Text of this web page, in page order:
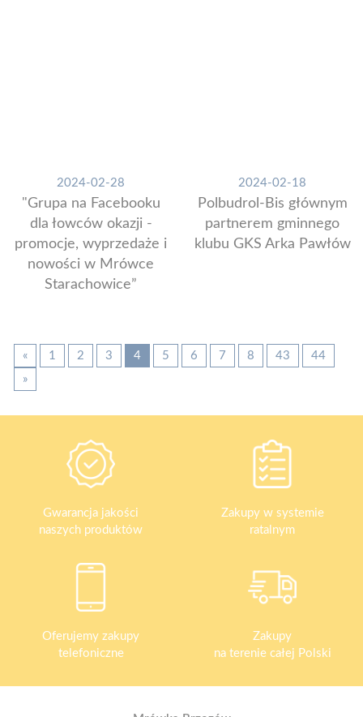
2024-02-28
"Grupa na Facebooku
dla łowców okazji -
promocje, wyprzedaże i
nowości w Mrówce
Starachowice”
2024-02-18
Polbudrol-Bis głównym
partnerem gminnego
klubu GKS Arka Pawłów
« 1 2 3 4 5 6 7 8 43
44
»
Gwarancja jakości
naszych produktów
Zakupy w systemie
ratalnym
Oferujemy zakupy
telefoniczne
Zakupy
na terenie całej Polski